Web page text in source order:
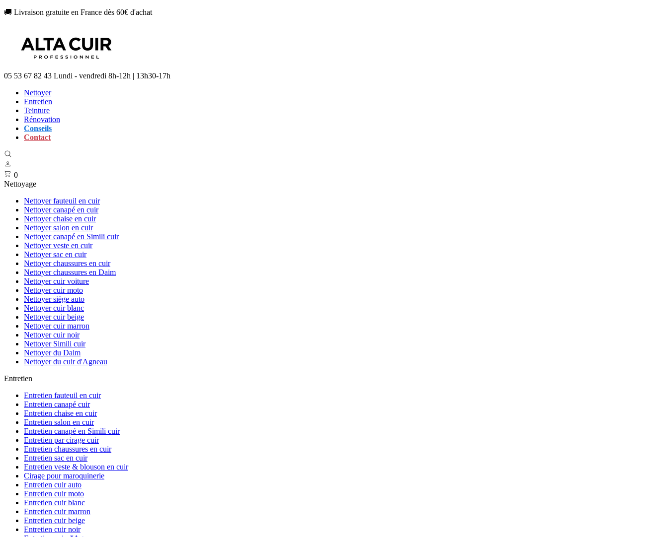
🚚 Livraison gratuite en France dès 60€ d'achat
05 53 67 82 43 Lundi - vendredi 8h-12h | 13h30-17h
Nettoyer
Entretien
Teinture
Rénovation
Conseils
Contact
0
Nettoyage
Nettoyer fauteuil en cuir
Nettoyer canapé en cuir
Nettoyer chaise en cuir
Nettoyer salon en cuir
Nettoyer canapé en Simili cuir
Nettoyer veste en cuir
Nettoyer sac en cuir
Nettoyer chaussures en cuir
Nettoyer chaussures en Daim
Nettoyer cuir voiture
Nettoyer cuir moto
Nettoyer siège auto
Nettoyer cuir blanc
Nettoyer cuir beige
Nettoyer cuir marron
Nettoyer cuir noir
Nettoyer Simili cuir
Nettoyer du Daim
Nettoyer du cuir d'Agneau
Entretien
Entretien fauteuil en cuir
Entretien canapé cuir
Entretien chaise en cuir
Entretien salon en cuir
Entretien canapé en Simili cuir
Entretien par cirage cuir
Entretien chaussures en cuir
Entretien sac en cuir
Entretien veste & blouson en cuir
Cirage pour maroquinerie
Entretien cuir auto
Entretien cuir moto
Entretien cuir blanc
Entretien cuir marron
Entretien cuir beige
Entretien cuir noir